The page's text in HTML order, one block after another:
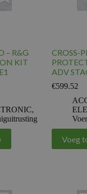
– R&G
KIT
,
CROSS-
ADV
€599.52
Voeg